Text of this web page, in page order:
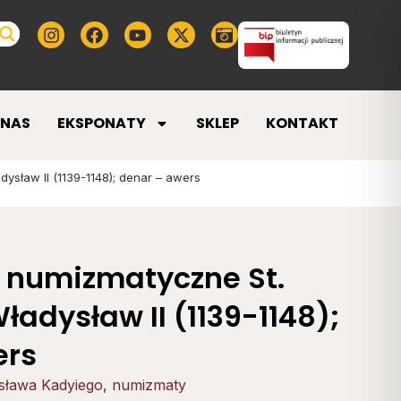
EKSPONATY SKLEP KONTAKT
II (1139-1148); denar – awers
St.
II (1139-1148);
Kadyiego, numizmaty